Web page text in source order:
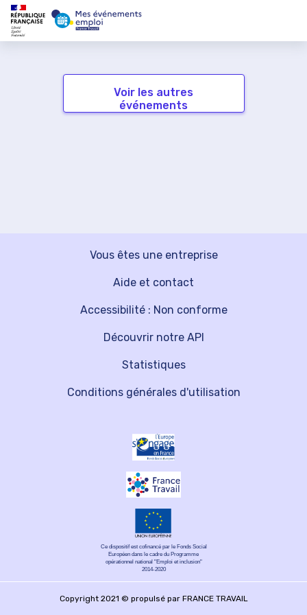
Voir les autres
événements
Vous êtes une entreprise
Découvrir notre API
Aide et contact
Statistiques
Accessibilité : Non conforme
Conditions générales d'utilisation
Ce dispositif est cofinancé par le Fonds Social
Européen dans le cadre du Programme
opérationnel national "Emploi et inclusion"
2014-2020
Copyright 2021 © propulsé par FRANCE TRAVAIL